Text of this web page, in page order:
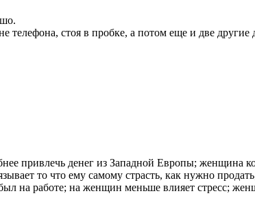
телефона, стоя в пробке, а потом еще и две
привлечь денег из Западной Европы; женщина
то что ему самому страсть, как нужно
на работе; на женщин меньше влияет стресс;